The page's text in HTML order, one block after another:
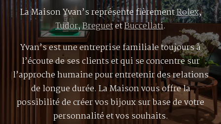
La Maison Yvan’s représente fièrementRolex,
Tudor,BreguetetBuccellati.
Yvan’s est une entreprise familiale toujours à
l’écoute de ses clients et qui se concentre sur
l’approche humaine pour entretenir des relations
de longue durée. La Maison vous offre la
possibilité de créer vos bijoux sur base de votre
personnalité et vos souhaits.